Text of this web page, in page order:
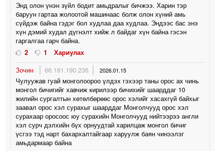
Энд олон үнэн зүйл бодит амьдралыг бичжээ. Харин тэр
баруун гартаа жолоотой машинаас болж олон хүний амь
сүйдэж байна гэдэг бол худлаа даа худлаа. Эндээс бас энэ
хүн дэмий худал дүгнэлт хийж л байдаг хүн байна гэсэн
гаргалгаа гарч байна.
2
1
Хариулах
Зочин
66.181.190.236 2026.01.15
Чулуужав гуай монголоороо үлдэх гэхээр таны орос ах чинь
монгол бичигийг хавчиж кирилээр бичихийг шаарддаг 10
жилийн сургалтын хөтөлбөрөөс орос хэлийг хасахгүй байхыг
заавал орос хэл сурахыг шаарддаг Монголчууд орос хэл
сурахаар оросоос юу сурахийн Монголчууд нийтээрээ англи
хэл сурч дэлхийн бүх орнуудтай харилцаж монгол бичиг
үсгээ тэд нарт бахархалтайгаар харуулж баян чинээлэг
амьдармаар байна